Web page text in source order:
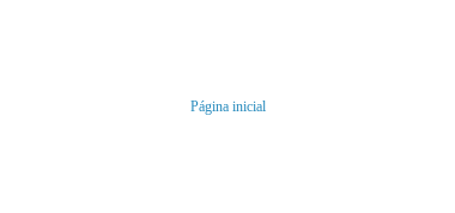
Página inicial